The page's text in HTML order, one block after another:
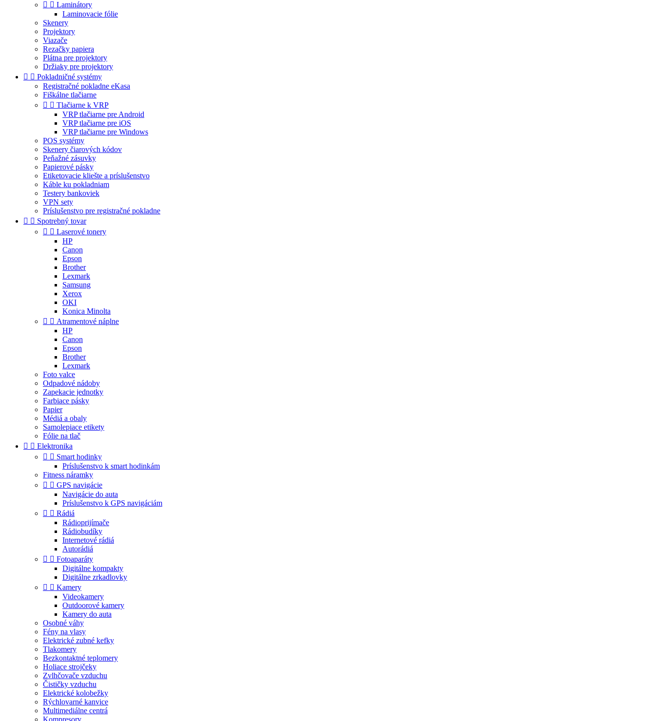
  Laminátory
Laminovacie fólie
Skenery
Projektory
Viazače
Rezačky papiera
Plátna pre projektory
Držiaky pre projektory
  Pokladničné systémy
Registračné pokladne eKasa
Fiškálne tlačiarne
  Tlačiarne k VRP
VRP tlačiarne pre Android
VRP tlačiarne pre iOS
VRP tlačiarne pre Windows
POS systémy
Skenery čiarových kódov
Peňažné zásuvky
Papierové pásky
Etiketovacie kliešte a príslušenstvo
Káble ku pokladniam
Testery bankoviek
VPN sety
Príslušenstvo pre registračné pokladne
  Spotrebný tovar
  Laserové tonery
HP
Canon
Epson
Brother
Lexmark
Samsung
Xerox
OKI
Konica Minolta
  Atramentové náplne
HP
Canon
Epson
Brother
Lexmark
Foto valce
Odpadové nádoby
Zapekacie jednotky
Farbiace pásky
Papier
Médiá a obaly
Samolepiace etikety
Fólie na tlač
  Elektronika
  Smart hodinky
Príslušenstvo k smart hodinkám
Fitness náramky
  GPS navigácie
Navigácie do auta
Príslušenstvo k GPS navigáciám
  Rádiá
Rádioprijímače
Rádiobudíky
Internetové rádiá
Autorádiá
  Fotoaparáty
Digitálne kompakty
Digitálne zrkadlovky
  Kamery
Videokamery
Outdoorové kamery
Kamery do auta
Osobné váhy
Fény na vlasy
Elektrické zubné kefky
Tlakomery
Bezkontaktné teplomery
Holiace strojčeky
Zvlhčovače vzduchu
Čističky vzduchu
Elektrické kolobežky
Rýchlovarné kanvice
Multimediálne centrá
Kompresory